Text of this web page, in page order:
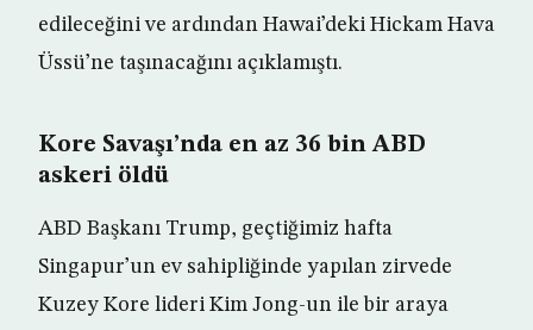
edileceğini ve ardından Hawai’deki Hickam Hava
Üssü’ne taşınacağını açıklamıştı.
Kore Savaşı’nda en az 36 bin ABD
askeri öldü
ABD Başkanı Trump, geçtiğimiz hafta
Singapur’un ev sahipliğinde yapılan zirvede
Kuzey Kore lideri Kim Jong-un ile bir araya